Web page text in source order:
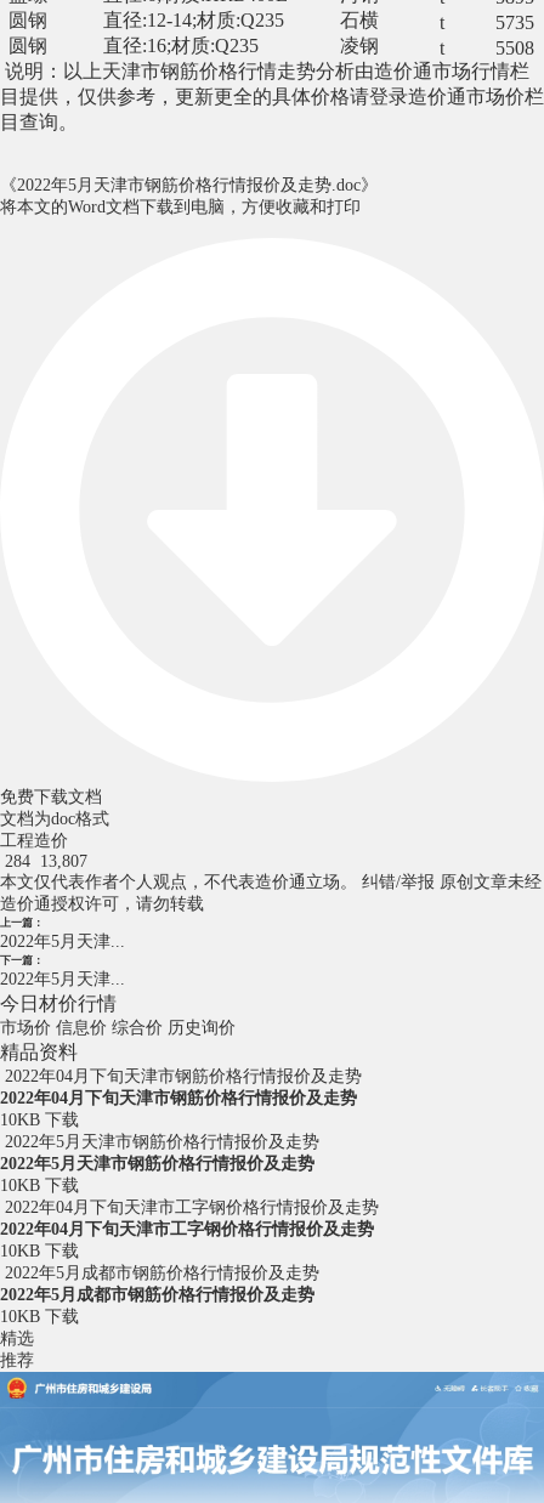
圆钢
直径:12-14;材质:Q235 石横 t
5735
圆钢
直径:16;材质:Q235 凌钢 t
5508
说明：以上天津市钢筋价格行情走势分析由造价通市场行情栏
目提供 ，仅供参考， 更新更全的具体价格请登录造价通市场价栏
目查询。
《2022年5月天津市钢筋价格行情报价及走势.doc》
将本文的Word文档下载到电脑，方便收藏和打印
免费下载文档
文档为doc格式
工程造价
284 13,807
本文仅代表作者个人观点，不代表造价通立场。 纠错/举报 原创文章未经
造价通授权许可，请勿转载
上一篇：
2022年5月天津...
下一篇：
2022年5月天津...
今日材价行情
市场价 信息价 综合价 历史询价
精品资料
2022年04月下旬天津市钢筋价格行情报价及走势
2022年04月下旬天津市钢筋价格行情报价及走势
10KB 下载
2022年5月天津市钢筋价格行情报价及走势
2022年5月天津市钢筋价格行情报价及走势
10KB 下载
2022年04月下旬天津市工字钢价格行情报价及走势
2022年04月下旬天津市工字钢价格行情报价及走势
10KB 下载
2022年5月成都市钢筋价格行情报价及走势
2022年5月成都市钢筋价格行情报价及走势
10KB 下载
精选
推荐